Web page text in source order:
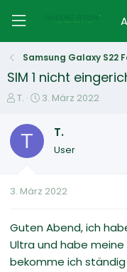
Samsung Galaxy S22
SIM 1 nicht
E
s
e
e
T.
E
t
e
t
m
3. März 2022
T T.
User
3. März 2022
Guten Abend, ich
Ultra und habe
bekomme ich ständig